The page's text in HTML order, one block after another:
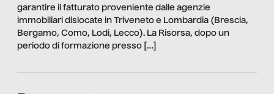
garantire il fatturato proveniente dalle agenzie
immobiliari dislocate in Triveneto e Lombardia (Brescia,
Bergamo, Como, Lodi, Lecco). La Risorsa, dopo un
periodo di formazione presso […]